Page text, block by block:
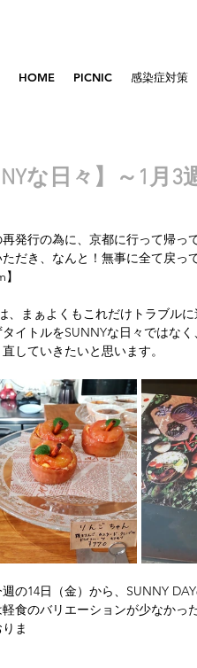
HOME PICNIC 感染症対策
な日々】～1月3
発行の為に、京都に行って帰っ
だき、なんと！無事に全て戻っ
、まぁよくもこれだけトラブル
タイトルをSUNNYな日々ではな
していきたいと思います。
の14日（金）から、SUNNY
食のバリエーションが少なかっ
ま